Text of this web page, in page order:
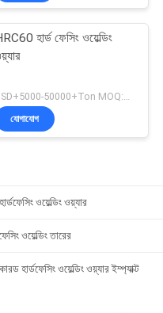
হার্ড ফেসিং ওয়েল্ডিং
যোগাযোগ
ওয়েল্ডিং ওয়্যার
ওয়েল্ডিং তারের
ওয়েল্ডিং ওয়্যার ইম্প্যাক্ট